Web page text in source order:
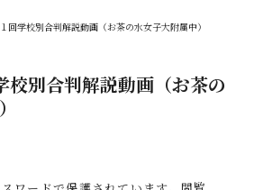
回学校別合判解説動画（お茶の水女子大附属中）
校別合判解説動画（お茶の